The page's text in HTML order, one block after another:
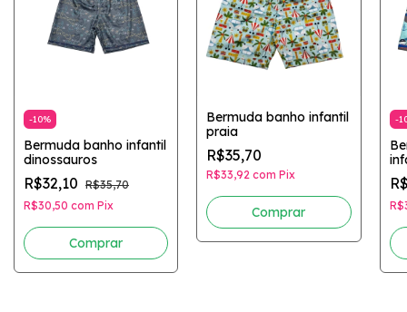
-10%
Bermuda banho infantil
dinossauros
R$32,10 R$35,70
R$30,50 com Pix
Comprar
Bermuda banho infantil
praia
R$35,70
R$33,92com Pix
Comprar
-